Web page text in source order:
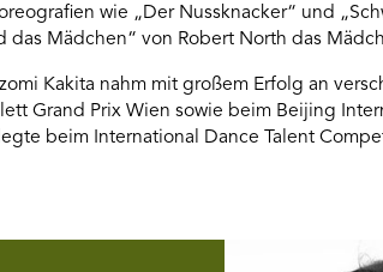
wie „Der Nussknacker“ und
das Mädchen“ von Robert North das
Kakita nahm mit großem Erfolg an
Grand Prix Wien sowie beim Beijing
beim International Dance Talent